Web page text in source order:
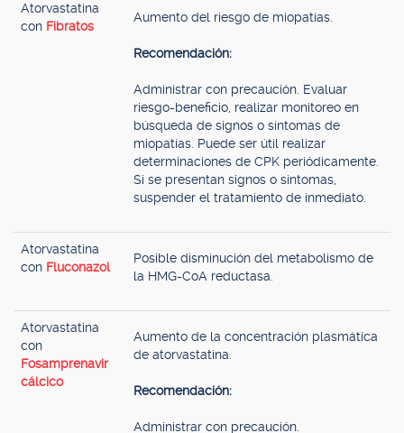
Atorvastatina
con Fibratos
Aumento del riesgo de miopatías.
Recomendación:
Administrar con precaución. Evaluar
riesgo-beneficio, realizar monitoreo en
búsqueda de signos o síntomas de
miopatías. Puede ser útil realizar
determinaciones de CPK periódicamente.
Si se presentan signos o síntomas,
suspender el tratamiento de inmediato.
Atorvastatina
con Fluconazol
Posible disminución del metabolismo de
la HMG-CoA reductasa.
Atorvastatina
con
Fosamprenavir
cálcico
Aumento de la concentración plasmática
de atorvastatina.
Recomendación:
Administrar con precaución.